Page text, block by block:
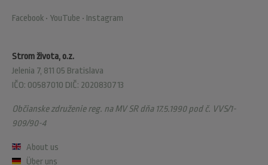
Strom života, o.z.
Jelenia 7, 811 05 Bratislava
IČO: 00587010 DIČ: 2020830713
Občianske združenie reg. na MV SR dňa 17.5.1990 pod č. VVS/1-
909/90-4
About us
Über uns
Facebook • YouTube • Instagram